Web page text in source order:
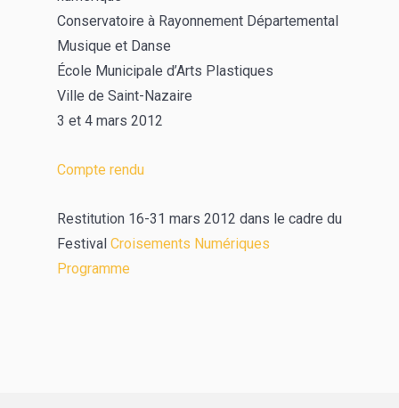
Conservatoire à Rayonnement Départemental
Musique et Danse
École Municipale d’Arts Plastiques
Ville de Saint-Nazaire
3 et 4 mars 2012
Compte rendu
Restitution 16-31 mars 2012 dans le cadre du
Festival Croisements Numériques
Programme